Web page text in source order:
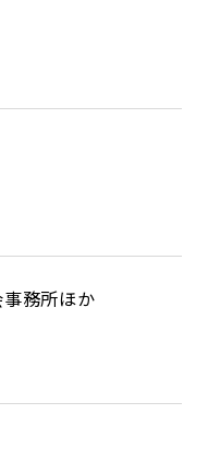
事務所ほか